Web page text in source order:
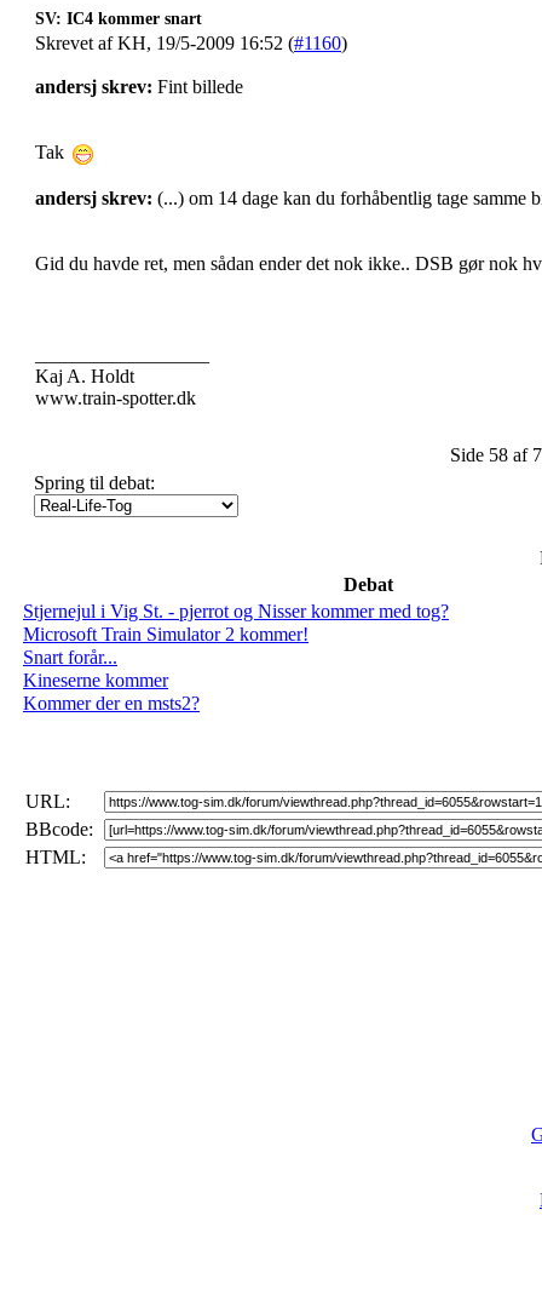
SV: IC4 kommer snart
Skrevet af KH, 19/5-2009 16:52 (#1160)
andersj skrev: Fint billede
Tak
andersj skrev: (...) om 14 dage kan du forhåbentlig tage samme
Gid du havde ret, men sådan ender det nok ikke.. DSB gør nok
Kaj A. Holdt
www.train-spotter.dk
Side 58 af
Spring til debat:
Debat
Stjernejul i Vig St. - pjerrot og Nisser kommer med tog?
Microsoft Train Simulator 2 kommer!
Snart forår...
Kineserne kommer
Kommer der en msts2?
URL:
BBcode:
HTML: